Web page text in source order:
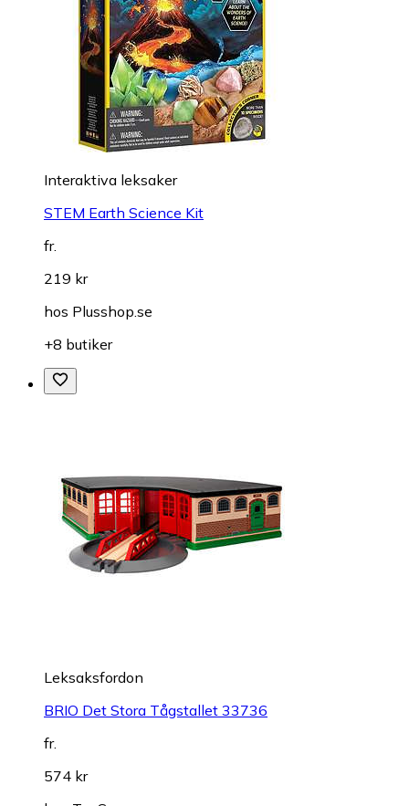
Interaktiva leksaker
STEM Earth Science Kit
fr.
219 kr
hos Plusshop.se
+8 butiker
Leksaksfordon
BRIO Det Stora Tågstallet 33736
fr.
574 kr